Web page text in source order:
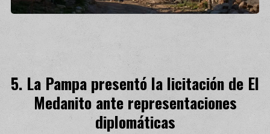
La Pampa presentó la licitación de El
Medanito ante representaciones
diplomáticas